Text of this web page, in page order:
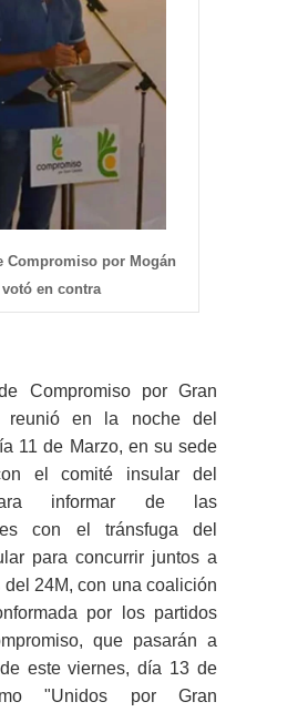
Compromiso por Mogán
votó en contra
Compromiso por Gran
reunió en la noche del
11 de Marzo, en su sede
el comité insular del
informar de las
con el tránsfuga del
para concurrir juntos a
del 24M, con una coalición
por los partidos
que pasarán a
este viernes, día 13 de
"Unidos por Gran